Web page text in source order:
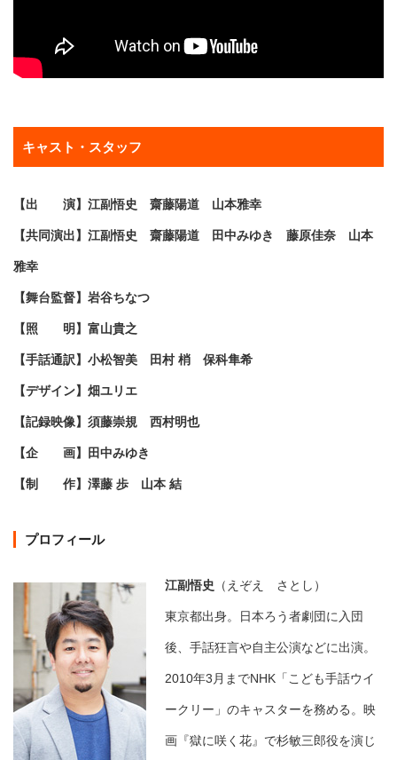
キャスト・スタッフ
【出 演】江副悟史 齋藤陽道 山本雅幸
【共同演出】江副悟史 齋藤陽道 田中みゆき 藤原佳奈 山本
雅幸
【舞台監督】岩谷ちなつ
【照 明】富山貴之
【手話通訳】小松智美 田村 梢 保科隼希
【デザイン】畑ユリエ
【記録映像】須藤崇規 西村明也
【企 画】田中みゆき
【制 作】澤藤 歩 山本 結
プロフィール
江副悟史 （えぞえ さとし）
東京都出身。日本ろう者劇団に入団
後、手話狂言や自主公演などに出演。
2010年3月までNHK「こども手話ウイ
ークリー」のキャスターを務める。映
画『獄に咲く花』で杉敏三郎役を演じ